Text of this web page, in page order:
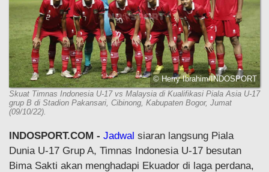
© Herry Ibrahim/INDOSPORT
Skuat Timnas Indonesia U-17 vs Malaysia di Kualifikasi Piala Asia U-17
grup B di Stadion Pakansari, Cibinong, Kabupaten Bogor, Jumat
(09/10/22).
INDOSPORT.COM - Jadwal siaran langsung Piala
Dunia U-17 Grup A, Timnas Indonesia U-17 besutan
Bima Sakti akan menghadapi Ekuador di laga perdana,